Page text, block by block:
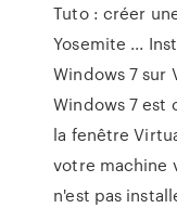
Tuto : créer
Yosemite ...
Windows 7 sur
Windows 7 est
la fenêtre
votre machine
n'est pas